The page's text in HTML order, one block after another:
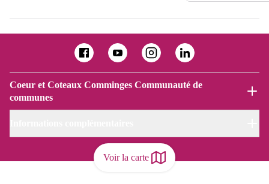
Voir la carte
Coeur et Coteaux Comminges Communauté de
communes